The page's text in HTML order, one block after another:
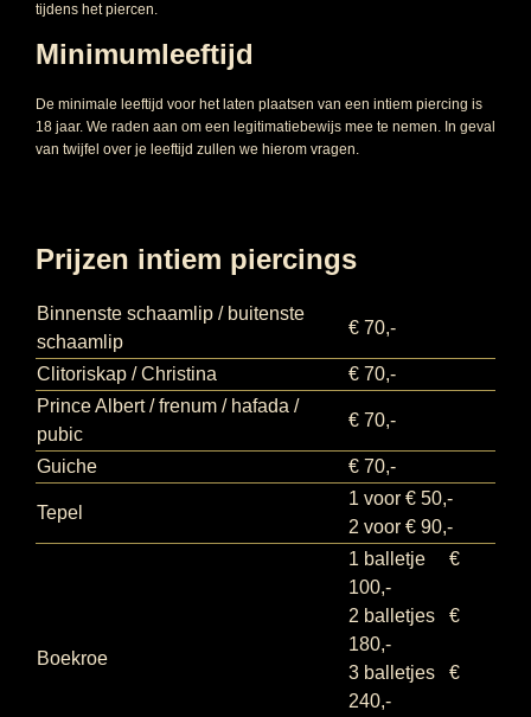
tijdens het piercen.
Minimumleeftijd
De minimale leeftijd voor het laten plaatsen van een intiem piercing is
18 jaar. We raden aan om een legitimatiebewijs mee te nemen. In geval
van twijfel over je leeftijd zullen we hierom vragen.
Prijzen intiem piercings
Binnenste schaamlip / buitenste
schaamlip
€ 70,-
Clitoriskap / Christina
€ 70,-
Prince Albert / frenum / hafada /
pubic
€ 70,-
Guiche € 70,-
Tepel
1 voor € 50,-
2 voor € 90,-
Boekroe
1 balletje €
100,-
2 balletjes €
180,-
3 balletjes €
240,-